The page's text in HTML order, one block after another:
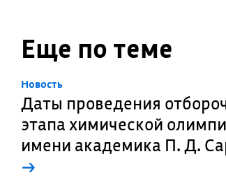
Еще по теме
Новость
Даты проведения
этапа химической
имени академика П. Д.
→